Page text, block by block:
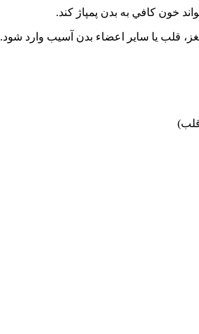
خون کافي به بدن پمپاژ کند.
قلب يا ساير اعضاء بدن آسيب وارد شود.